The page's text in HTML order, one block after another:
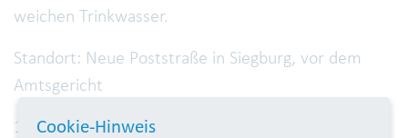
weichen Trinkwasser.
Standort: Neue Poststraße in Siegburg, vor dem
Amtsgericht
10-14 Uhr
Cookie-Hinweis